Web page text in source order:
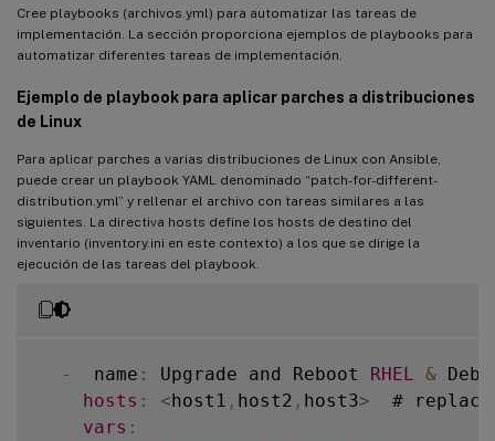
RHEL8
RHEL9
DEBIAN12
SUSE15
[all: vars ]
  ansible_user
= <ansible execute user e
  ansible_password
=<>
  ansible_ssh_common_args
='-o
Cree playbooks (archivos.yml) para automatizar las tareas de
implementación. La sección proporciona ejemplos de playbooks para
automatizar diferentes tareas de implementación.
Ejemplo de playbook para aplicar parches a distribuciones
de Linux
Para aplicar parches a varias distribuciones de Linux con Ansible,
puede crear un playbook YAML denominado “patch-for-different-
distribution.yml” y rellenar el archivo con tareas similares a las
siguientes. La directiva hosts define los hosts de destino del
inventario (inventory.ini en este contexto) a los que se dirige la
ejecución de las tareas del playbook.
-
  name
: Upgrade and Reboot RHEL &
hosts : <host1 , host2 , host3>
#
vars :